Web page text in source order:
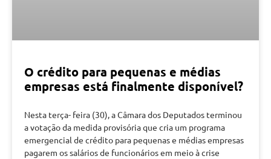
O crédito para pequenas e médias
empresas está finalmente disponível?
Nesta terça- feira (30), a Câmara dos Deputados terminou
a votação da medida provisória que cria um programa
emergencial de crédito para pequenas e médias empresas
pagarem os salários de funcionários em meio à crise